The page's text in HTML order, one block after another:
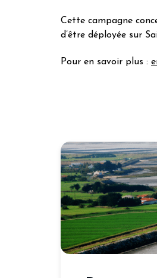
Cette campagne
d’être déployée sur
Pour en savoir plus :